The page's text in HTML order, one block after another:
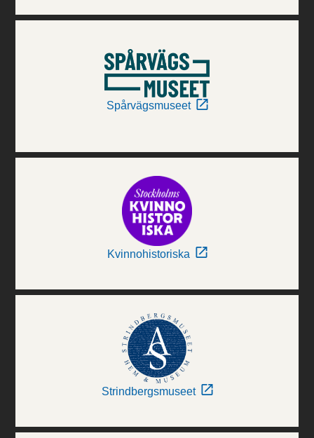
Spårvägsmuseet
Kvinnohistoriska
Strindbergsmuseet